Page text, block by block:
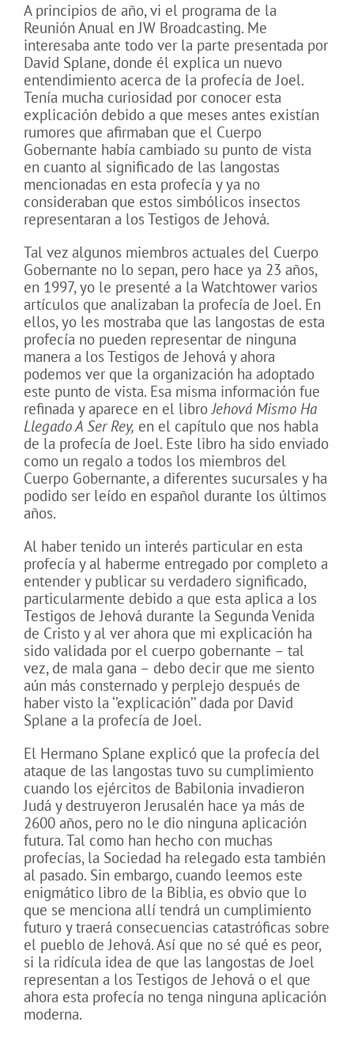
A principios de año, vi el programa de la
Reunión Anual en JW Broadcasting. Me
interesaba ante todo ver la parte presentada por
David Splane, donde él explica un nuevo
entendimiento acerca de la profecía de Joel.
Tenía mucha curiosidad por conocer esta
explicación debido a que meses antes existían
rumores que afirmaban que el Cuerpo
Gobernante había cambiado su punto de vista
en cuanto al significado de las langostas
mencionadas en esta profecía y ya no
consideraban que estos simbólicos insectos
representaran a los Testigos de Jehová.
Tal vez algunos miembros actuales del Cuerpo
Gobernante no lo sepan, pero hace ya 23 años,
en 1997, yo le presenté a la Watchtower varios
artículos que analizaban la profecía de Joel. En
ellos, yo les mostraba que las langostas de esta
profecía no pueden representar de ninguna
manera a los Testigos de Jehová y ahora
podemos ver que la organización ha adoptado
este punto de vista. Esa misma información fue
refinada y aparece en el libroJehová Mismo Ha
Llegado A Ser Rey, en el capítulo que nos habla
de la profecía de Joel. Este libro ha sido enviado
como un regalo a todos los miembros del
Cuerpo Gobernante, a diferentes sucursales y ha
podido ser leído en español durante los últimos
años.
Al haber tenido un interés particular en esta
profecía y al haberme entregado por completo a
entender y publicar su verdadero significado,
particularmente debido a que esta aplica a los
Testigos de Jehová durante la Segunda Venida
de Cristo y al ver ahora que mi explicación ha
sido validada por el cuerpo gobernante – tal
vez, de mala gana – debo decir que me siento
aún más consternado y perplejo después de
haber visto la ‘’explicación’’ dada por David
Splane a la profecía de Joel.
El Hermano Splane explicó que la profecía del
ataque de las langostas tuvo su cumplimiento
cuando los ejércitos de Babilonia invadieron
Judá y destruyeron Jerusalén hace ya más de
2600 años, pero no le dio ninguna aplicación
futura. Tal como han hecho con muchas
profecías, la Sociedad ha relegado esta también
al pasado. Sin embargo, cuando leemos este
enigmático libro de la Biblia, es obvio que lo
que se menciona allí tendrá un cumplimiento
futuro y traerá consecuencias catastróficas sobre
el pueblo de Jehová. Así que no sé qué es peor,
si la ridícula idea de que las langostas de Joel
representan a los Testigos de Jehová o el que
ahora esta profecía no tenga ninguna aplicación
moderna.